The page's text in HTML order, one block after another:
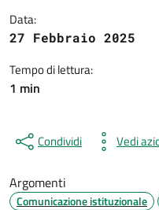
Data:
27 Febbraio 2025
Tempo di lettura:
1 min
Condividi Vedi
Argomenti
Comunicazione istituzionale